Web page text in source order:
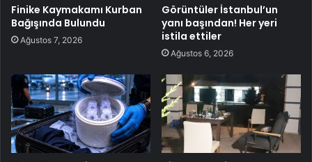
Finike Kaymakamı Kurban
Bağışında Bulundu
Ağustos 7, 2026
Görüntüler İstanbul’un
yanı başından! Her yeri
istila ettiler
Ağustos 6, 2026